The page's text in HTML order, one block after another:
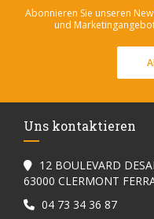
Abonnieren Sie unseren
und
Uns kontaktieren
12 BOULEVARD
63000 CLERMONT
04 73 34 36 87